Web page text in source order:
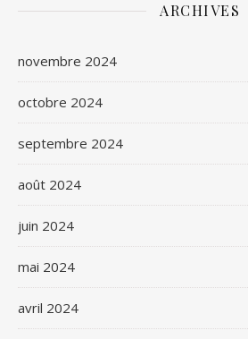
ARCHIVES
novembre 2024
octobre 2024
septembre 2024
août 2024
juin 2024
mai 2024
avril 2024